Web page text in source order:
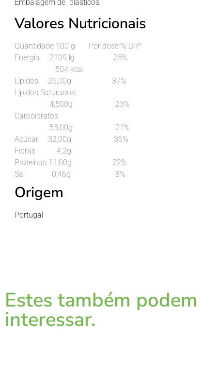
Embalagem de plásticos.
Valores Nutricionais
Quantidade 100 g Por dose % DR*
Energia 2109 kj 25%
504 kcal
Lípidos 26,00g 37%
Lípidos Saturados
4,500g 23%
Carboidratos
55,00g 21%
Açúcar 32,00g 36%
Fibras 4,2g
Proteínas 11,00g 22%
Sal 0,46g 8%
Origem
Portugal
Estes também podem
interessar.